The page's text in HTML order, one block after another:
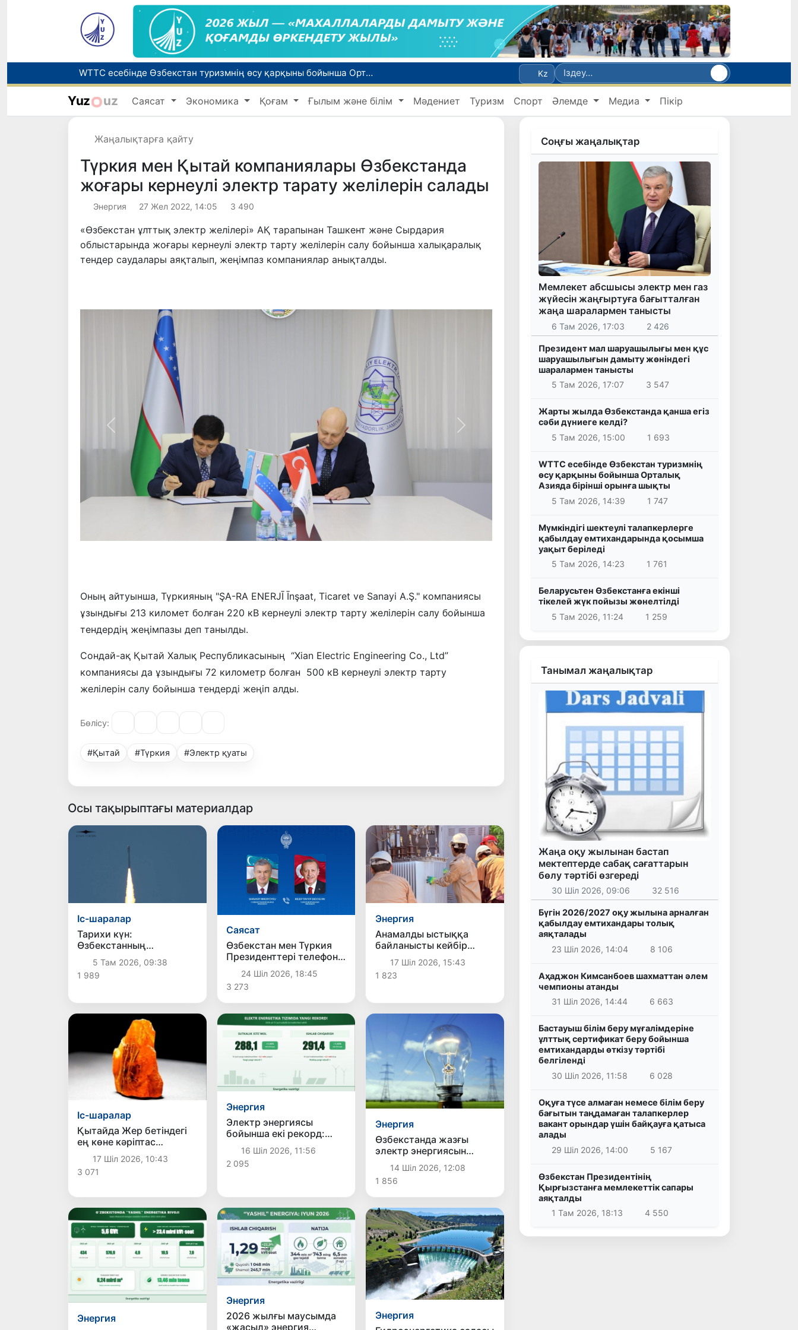
WTTC есебінде Өзбекстан туризмнің өсу қарқыны бойынша Орталық Азияда бірінші орынға шықты
Мүмкіндігі шектеулі талапкерлерге қабылдау емтихандарында қосымша уақыт беріледі
Беларусьтен Өзбекстанға екінші тікелей жүк пойызы жөнелтілді
Жарты жылда Өзбекстанда қанша егіз сәби дүниеге келді?
Kz
Yuz uz Саясат Экономика Қоғам Ғылым және білім Мәдениет Туризм Спорт Әлемде Медиа Пікір
Жаңалықтарға қайту
Түркия мен Қытай компаниялары Өзбекстанда
жоғары кернеулі электр тарату желілерін салады
Энергия 27 Жел 2022, 14:05 3 490
«Өзбекстан ұлттық электр желілері» АҚ тарапынан Ташкент және Сырдария
облыстарында жоғары кернеулі электр тарту желілерін салу бойынша халықаралық
тендер саудалары аяқталып, жеңімпаз компаниялар анықталды.
Алдыңғы Келесі
Оның айтуынша, Түркияның "ŞA-RA ENERJĪ Īnşaat, Ticaret ve Sanayi A.Ş." компаниясы
ұзындығы 213 километ болған 220 кВ кернеулі электр тарту желілерін салу бойынша
тендердің жеңімпазы деп танылды.
Сондай-ақ Қытай Халық Республикасының “Xian Electric Engineering Co., Ltd”
компаниясы да ұзындығы 72 километр болған 500 кВ кернеулі электр тарту
желілерін салу бойынша тендерді жеңіп алды.
Бөлісу:
#Қытай #Түркия #Электр қуаты
Осы тақырыптағы материалдар
Іс-шаралар
Тарихи күн:
Өзбекстанның
«Самарқант-2028»
жасанды серігі орбитаға
сәтті шығарылды
5 Там 2026, 09:38
1 989
Саясат
Өзбекстан мен Түркия
Президенттері телефон
арқылы сөйлесті
24 Шіл 2026, 18:45
3 273
Энергия
Анамалды ыстыққа
байланысты кейбір
аумақтарда электр
энергиясына 2 сағаттық
мәжбүрлі шектеу
17 Шіл 2026, 15:43
1 823
Іс-шаралар
Қытайда Жер бетіндегі
ең көне кәріптас
табылды
17 Шіл 2026, 10:43
3 071
Энергия
Электр энергиясы
бойынша екі рекорд:
тұтыну да, өндіріс те ең
жоғары деңгейге жетті
16 Шіл 2026, 11:56
2 095
Энергия
Өзбекстанда жазғы
электр энергиясын
тұтыну бойынша жаңа
рекорд тіркелді
14 Шіл 2026, 12:08
1 856
Энергия
Энергия
2026 жылғы маусымда
«жасыл» энергия
Энергия
Соңғы жаңалықтар
Мемлекет абсшысы электр мен газ
жүйесін жаңғыртуға бағытталған
жаңа шаралармен танысты
6 Там 2026, 17:03 2 426
Президент мал шаруашылығы мен құс
шаруашылығын дамыту жөніндегі
шаралармен танысты
5 Там 2026, 17:07
3 547
Жарты жылда Өзбекстанда қанша егіз
сәби дүниеге келді?
5 Там 2026, 15:00
1 693
WTTC есебінде Өзбекстан туризмнің
өсу қарқыны бойынша Орталық
Азияда бірінші орынға шықты
5 Там 2026, 14:39
1 747
Мүмкіндігі шектеулі талапкерлерге
қабылдау емтихандарында қосымша
уақыт беріледі
5 Там 2026, 14:23
1 761
Беларусьтен Өзбекстанға екінші
тікелей жүк пойызы жөнелтілді
5 Там 2026, 11:24
1 259
Танымал жаңалықтар
Жаңа оқу жылынан бастап
мектептерде сабақ сағаттарын
бөлу тәртібі өзгереді
30 Шіл 2026, 09:06 32 516
Бүгін 2026/2027 оқу жылына арналған
қабылдау емтихандары толық
аяқталады
23 Шіл 2026, 14:04
8 106
Аҳаджон Кимсанбоев шахматтан әлем
чемпионы атанды
31 Шіл 2026, 14:44
6 663
Бастауыш білім беру мұғалімдеріне
ұлттық сертификат беру бойынша
емтихандарды өткізу тәртібі
белгіленді
30 Шіл 2026, 11:58
6 028
Оқуға түсе алмаған немесе білім беру
бағытын таңдамаған талапкерлер
вакант орындар үшін байқауға қатыса
алады
29 Шіл 2026, 14:00
5 167
Өзбекстан Президентінің
Қырғызстанға мемлекеттік сапары
аяқталды
1 Там 2026, 18:13
4 550